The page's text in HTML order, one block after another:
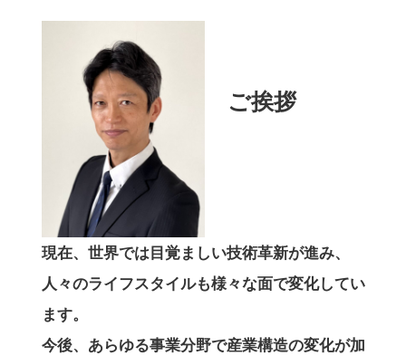
ご挨拶
現在、世界では目覚ましい技術革新が進み、
人々のライフスタイルも様々な面で変化してい
ます。
今後、あらゆる事業分野で産業構造の変化が加